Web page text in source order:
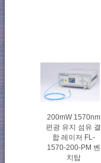
200mW 1570nm
편광 유지 섬유 결
합 레이저 FL-
1570-200-PM 벤
치탑